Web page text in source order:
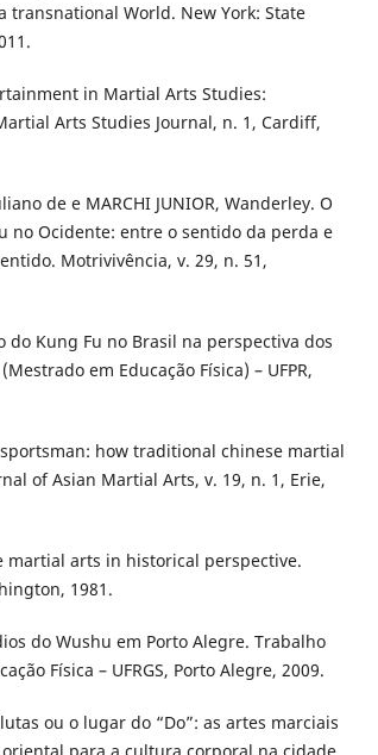
World. New York: State
in Martial Arts Studies:
Arts Studies Journal, n. 1, Cardiff,
de e MARCHI JUNIOR, Wanderley. O
no Ocidente: entre o sentido da perda e
Motrivivência, v. 29, n. 51,
do Kung Fu no Brasil na perspectiva dos
em Educação Física) – UFPR,
how traditional chinese martial
of Asian Martial Arts, v. 19, n. 1, Erie,
martial arts in historical perspective.
1981.
do Wushu em Porto Alegre. Trabalho
Física – UFRGS, Porto Alegre, 2009.
ou o lugar do “Do”: as artes marciais